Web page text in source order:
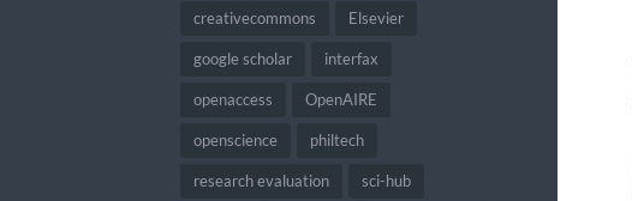
creativecommons Elsevier
google scholar interfax
openaccess OpenAIRE
openscience philtech
research evaluation sci-hub